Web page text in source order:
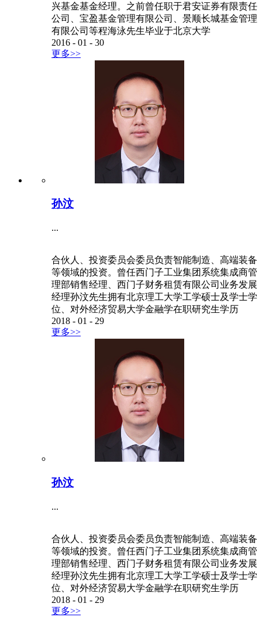
兴基金基金经理。之前曾任职于君安证券有限责任
公司、宝盈基金管理有限公司、景顺长城基金管理
有限公司等程海泳先生毕业于北京大学
2016 - 01 - 30
更多>>
孙汶
...
合伙人、投资委员会委员负责智能制造、高端装备
等领域的投资。曾任西门子工业集团系统集成商管
理部销售经理、西门子财务租赁有限公司业务发展
经理孙汶先生拥有北京理工大学工学硕士及学士学
位、对外经济贸易大学金融学在职研究生学历
2018 - 01 - 29
更多>>
孙汶
...
合伙人、投资委员会委员负责智能制造、高端装备
等领域的投资。曾任西门子工业集团系统集成商管
理部销售经理、西门子财务租赁有限公司业务发展
经理孙汶先生拥有北京理工大学工学硕士及学士学
位、对外经济贸易大学金融学在职研究生学历
2018 - 01 - 29
更多>>